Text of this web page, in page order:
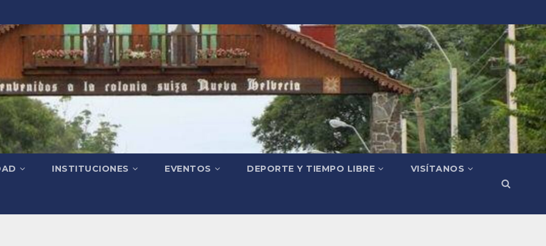
INSTITUCIONES EVENTOS DEPORTE Y TIEMPO LIBRE VISÍTANOS